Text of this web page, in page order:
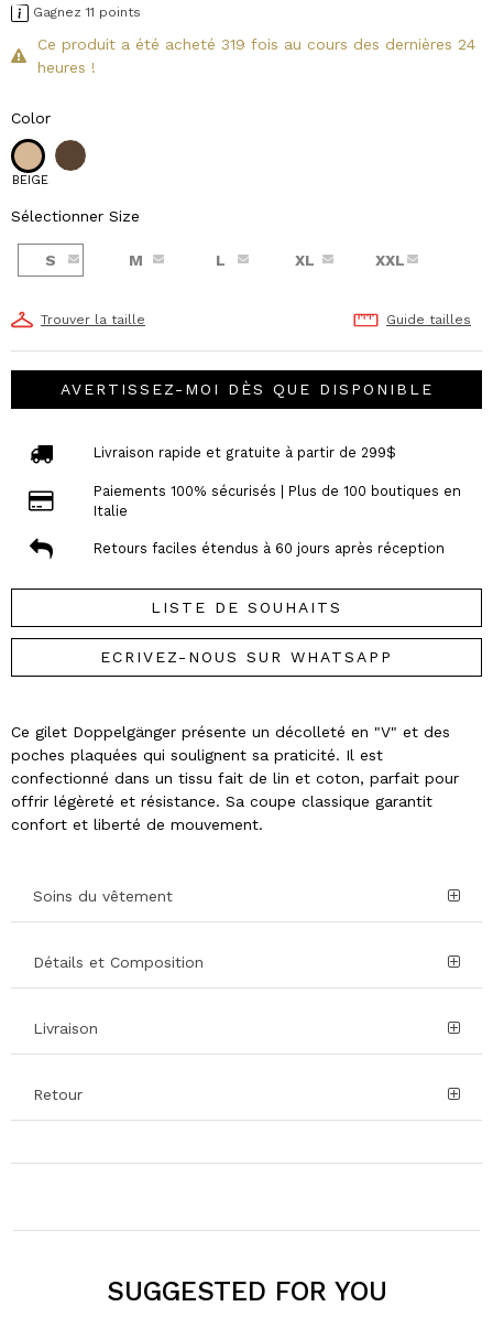
Gagnez 11 points
Ce produit a été acheté 319 fois au cours des dernières 24
heures !
Color
BEIGE
Sélectionner Size
S M L XL XXL
Trouver la taille Guide tailles
AVERTISSEZ-MOI DÈS QUE DISPONIBLE
Livraison rapide et gratuite à partir de 299$
Paiements 100% sécurisés | Plus de 100 boutiques en
Italie
Retours faciles étendus à 60 jours après réception
LISTE DE SOUHAITS
ECRIVEZ-NOUS SUR WHATSAPP
Ce gilet Doppelgänger présente un décolleté en "V" et des
poches plaquées qui soulignent sa praticité. Il est
confectionné dans un tissu fait de lin et coton, parfait pour
offrir légèreté et résistance. Sa coupe classique garantit
confort et liberté de mouvement.
Soins du vêtement
Détails et Composition
Livraison
Retour
SUGGESTED FOR YOU